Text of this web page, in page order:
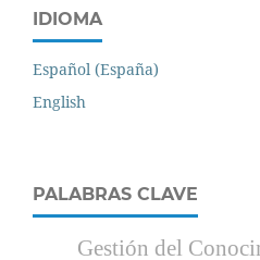
IDIOMA
Español (España)
English
PALABRAS CLAVE
Gestión del